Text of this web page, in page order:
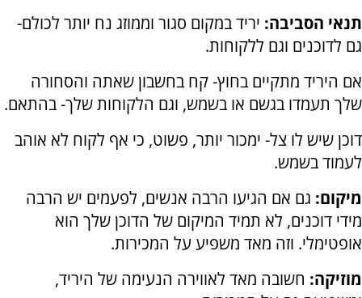
תנאי הסביבה: יריד במקום סגור וממוזג נח יותר לכולם-
גם לדוכנים וגם ללקוחות.
אם היריד מתקיים בחוץ- קח בחשבון שאתה והסחורה
שלך תעמדו בגשם או בשמש, וגם הלקוחות שלך- בהתאם.
דוכן שיש לו צל- ימכור יותר, פשוט, כי אף לקוח לא אוהב
לעמוד בשמש.
מיקום: גם אם הגיעו הרבה אנשים, לפעמים יש הרבה
מידי דוכנים, לא תמיד המיקום של הדוכן שלך הוא
אופטימלי. וזה מאד משפיע על המכירות.
מוזיקה: חשובה מאד לאווירה הנעימה של היריד,